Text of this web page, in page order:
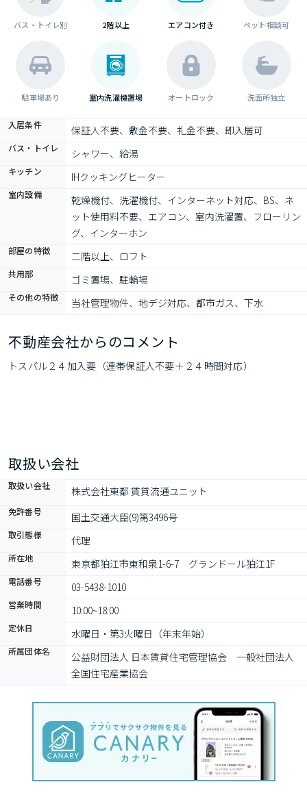
バス・トイレ別 2階以上 エアコン付き ペット相談可
駐車場あり 室内洗濯機置場 オートロック 洗面所独立
入居条件 保証人不要、敷金不要、礼金不要、即入居可
バス・トイレ シャワー、給湯
キッチン IHクッキングヒーター
室内設備
乾燥機付、洗濯機付、インターネット対応、BS、ネ
ット使用料不要、エアコン、室内洗濯置、フローリン
グ、インターホン
部屋の特徴 二階以上、ロフト
共用部 ゴミ置場、駐輪場
その他の特徴 当社管理物件、地デジ対応、都市ガス、下水
不動産会社からのコメント
トスパル２４加入要（連帯保証人不要＋２４時間対応）
取扱い会社
取扱い会社 株式会社東都 賃貸流通ユニット
免許番号 国土交通大臣(9)第3496号
取引態様 代理
所在地 東京都狛江市東和泉1-6-7　グランドール狛江1F
電話番号 03-5438-1010
営業時間 10:00~18:00
定休日 水曜日・第3火曜日（年末年始）
所属団体名
公益財団法人 日本賃貸住宅管理協会　一般社団法人
全国住宅産業協会